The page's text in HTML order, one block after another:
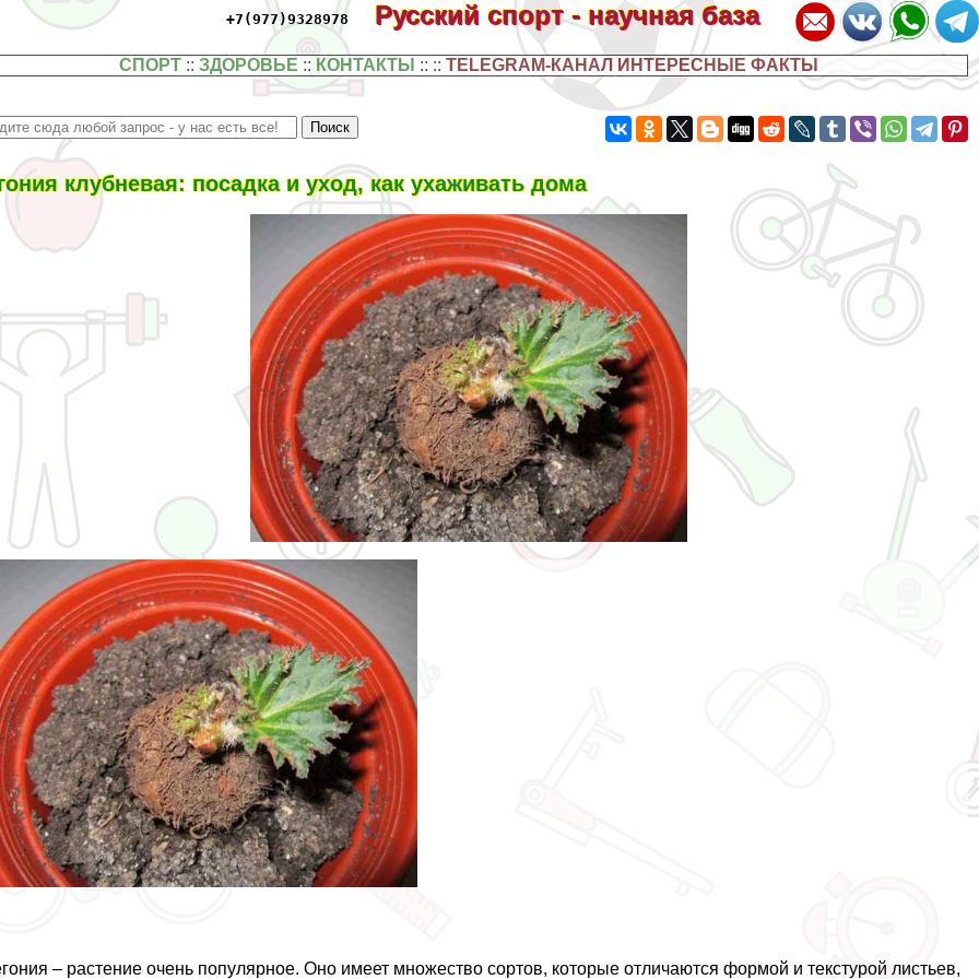
+7(977)9328978 Русский спорт - научная база
СПОРТ ::ЗДОРОВЬЕ :: КОНТАКТЫ :: ::TELEGRAM-КАНАЛ ИНТЕРЕСНЫЕ ФАКТЫ
клубневая: посадка и уход, как ухаживать дома
– растение очень популярное. Оно имеет множество сортов, которые отличаются формой и текстурой листьев,